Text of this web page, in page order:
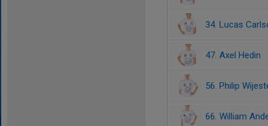
34. Lucas
47. Axel Hedin
56. Philip
66. William